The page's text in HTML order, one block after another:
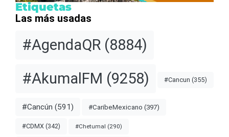
Etiquetas
Las más usadas
#AgendaQR (8884)
#AkumalFM (9258) #Cancun (355)
#Cancún (591) #CaribeMexicano (397)
#CDMX (342) #Chetumal (290)